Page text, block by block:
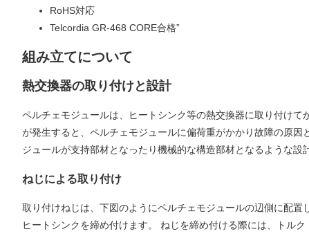
RoHS対応
Telcordia GR-468 CORE合格”
組み立てについて
熱交換器の取り付けと設計
ペルチェモジュールは、ヒートシンク等の熱交換器に取り付け
が発生すると、ペルチェモジュールに偏荷重がかかり故障の原
ジュールが支持部材となったり機械的な構造部材となるような設
ねじによる取り付け
取り付けねじは、下図のようにペルチェモジュールの辺側に配
ヒートシンクを締め付けます。 ねじを締め付ける際には、トル